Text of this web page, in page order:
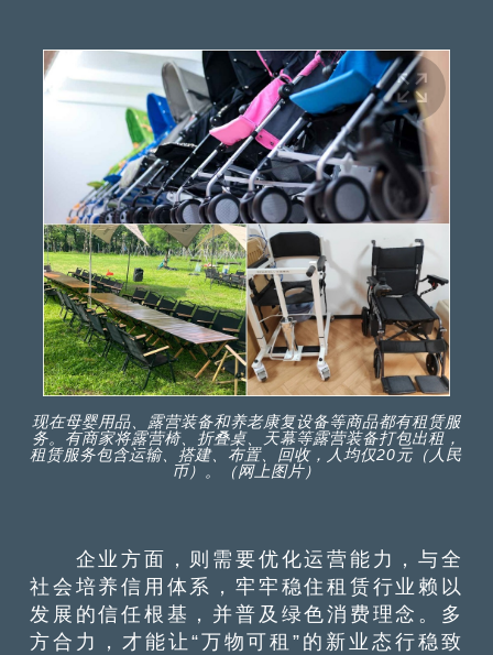
现在母婴用品、露营装备和养老康复设备等商品都有租赁服
务。有商家将露营椅、折叠桌、天幕等露营装备打包出租，
租赁服务包含运输、搭建、布置、回收，人均仅20元（人民
币）。（网上图片）
企业方面，则需要优化运营能力，与全
社会培养信用体系，牢牢稳住租赁行业赖以
发展的信任根基，并普及绿色消费理念。多
方合力，才能让“万物可租”的新业态行稳致